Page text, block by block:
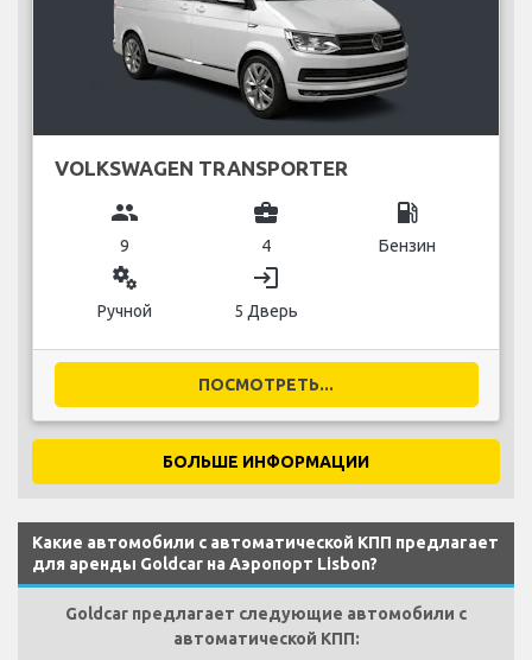
VOLKSWAGEN TRANSPORTER
group
9
business_center
4
local_gas_station
Бензин
miscellaneous_services
Ручной
login
5 Дверь
ПОСМОТРЕТЬ...
БОЛЬШЕ ИНФОРМАЦИИ
Какие автомобили с автоматической КПП предлагает
для аренды Goldcar на Аэропорт Lisbon?
Goldcar предлагает следующие автомобили с
автоматической КПП: